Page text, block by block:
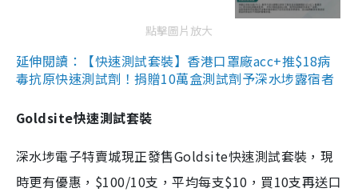
點擊圖片放大
延伸閱讀：【快速測試套裝】香港口罩廠acc+推$18病
毒抗原快速測試劑！捐贈10萬盒測試劑予深水埗露宿者
Goldsite快速測試套裝
深水埗電子特賣城現正發售Goldsite快速測試套裝，現
時更有優惠，$100/10支，平均每支$10，買10支再送口